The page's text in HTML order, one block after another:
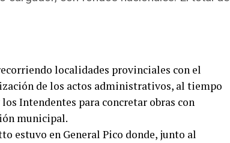
localidades provinciales con el
de los actos administrativos, al tiempo
Intendentes para concretar obras con
municipal.
estuvo en General Pico donde, junto al